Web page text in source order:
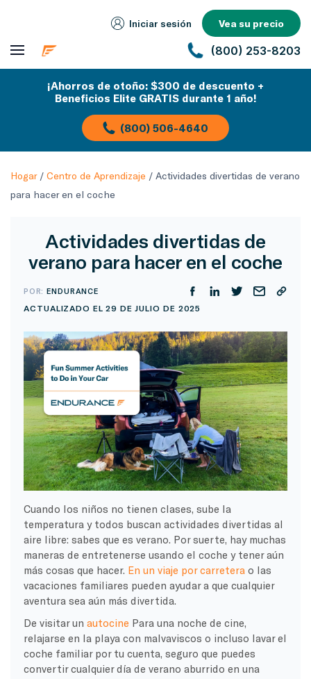
Iniciar sesión Vea su precio
(800) 253-8203
¡Ahorros de otoño: $300 de descuento +
Beneficios Elite GRATIS durante 1 año!
(800) 506-4640
Hogar/ Centro de Aprendizaje / Actividades divertidas de verano
para hacer en el coche
Actividades divertidas de
verano para hacer en el coche
POR:ENDURANCE
ACTUALIZADO EL 29 DE JULIO DE 2025
Cuando los niños no tienen clases, sube la
temperatura y todos buscan actividades divertidas al
aire libre: sabes que es verano. Por suerte, hay muchas
maneras de entretenerse usando el coche y tener aún
más cosas que hacer. En un viaje por carretera o las
vacaciones familiares pueden ayudar a que cualquier
aventura sea aún más divertida.
De visitar un autocine Para una noche de cine,
relajarse en la playa con malvaviscos o incluso lavar el
coche familiar por tu cuenta, seguro que puedes
convertir cualquier día de verano aburrido en una